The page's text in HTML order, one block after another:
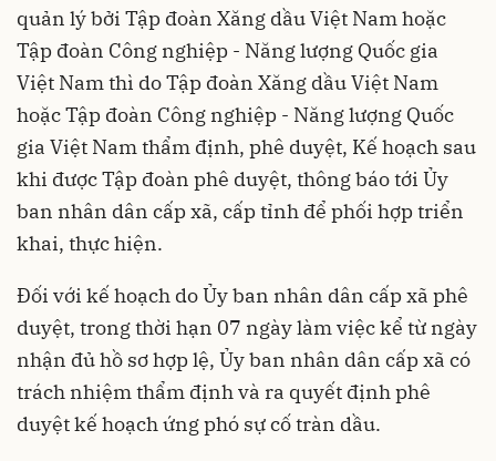
quản lý bởi Tập đoàn Xăng dầu Việt Nam hoặc
Tập đoàn Công nghiệp - Năng lượng Quốc gia
Việt Nam thì do Tập đoàn Xăng dầu Việt Nam
hoặc Tập đoàn Công nghiệp - Năng lượng Quốc
gia Việt Nam thẩm định, phê duyệt, Kế hoạch sau
khi được Tập đoàn phê duyệt, thông báo tới Ủy
ban nhân dân cấp xã, cấp tỉnh để phối hợp triển
khai, thực hiện.
Đối với kế hoạch do Ủy ban nhân dân cấp xã phê
duyệt, trong thời hạn 07 ngày làm việc kể từ ngày
nhận đủ hồ sơ hợp lệ, Ủy ban nhân dân cấp xã có
trách nhiệm thẩm định và ra quyết định phê
duyệt kế hoạch ứng phó sự cố tràn dầu.